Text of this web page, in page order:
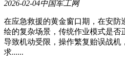
2026-02-04中国军工网
在应急救援的黄金窗口期，在安防
绘的复杂场景，传统作业模式是否
导致机动受限，操作繁复贻误战机
求......